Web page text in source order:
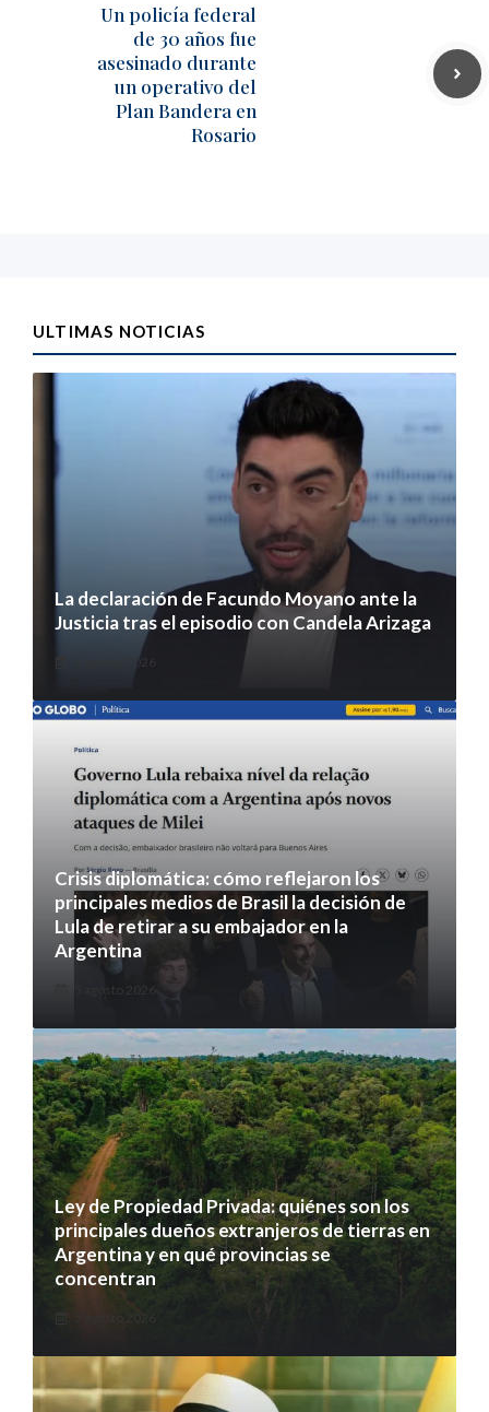
Un policía federal
de 30 años fue
asesinado durante
un operativo del
Plan Bandera en
Rosario
ULTIMAS NOTICIAS
La declaración de Facundo Moyano ante la
Justicia tras el episodio con Candela Arizaga
5 agosto 2026
Crisis diplomática: cómo reflejaron los
principales medios de Brasil la decisión de
Lula de retirar a su embajador en la
Argentina
5 agosto 2026
Ley de Propiedad Privada: quiénes son los
principales dueños extranjeros de tierras en
Argentina y en qué provincias se
concentran